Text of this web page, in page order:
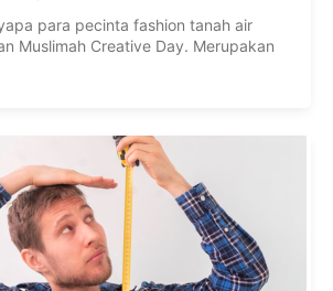
para pecinta fashion tanah air
Muslimah Creative Day. Merupakan